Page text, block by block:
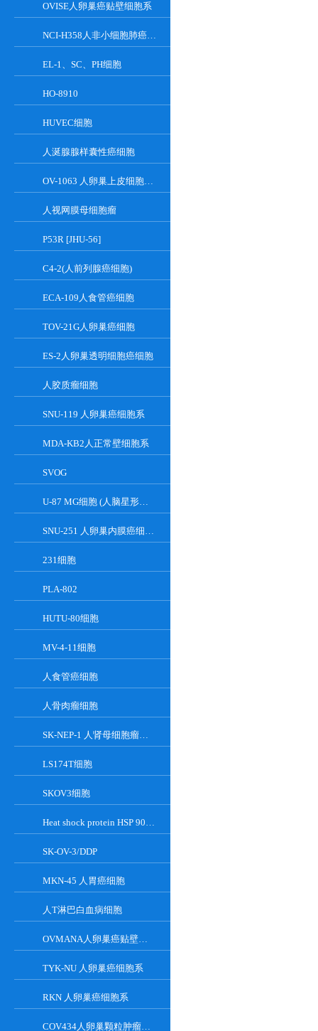
OVISE人卵巢癌贴壁细胞系
NCI-H358人非小细胞肺癌细胞
EL-1、SC、PH细胞
HO-8910
HUVEC细胞
人涎腺腺样囊性癌细胞
OV-1063 人卵巢上皮细胞癌细胞系
人视网膜母细胞瘤
P53R [JHU-56]
C4-2(人前列腺癌细胞)
ECA-109人食管癌细胞
TOV-21G人卵巢癌细胞
ES-2人卵巢透明细胞癌细胞
人胶质瘤细胞
SNU-119 人卵巢癌细胞系
MDA-KB2人正常壁细胞系
SVOG
U-87 MG细胞 (人脑星形胶质母细胞瘤细胞)
SNU-251 人卵巢内膜癌细胞系
231细胞
PLA-802
HUTU-80细胞
MV-4-11细胞
人食管癌细胞
人骨肉瘤细胞
SK-NEP-1 人肾母细胞瘤细胞
LS174T细胞
SKOV3细胞
Heat shock protein HSP 90-alpha
SK-OV-3/DDP
MKN-45 人胃癌细胞
人T淋巴白血病细胞
OVMANA人卵巢癌贴壁细胞系
TYK-NU 人卵巢癌细胞系
RKN 人卵巢癌细胞系
COV434人卵巢颗粒肿瘤细胞